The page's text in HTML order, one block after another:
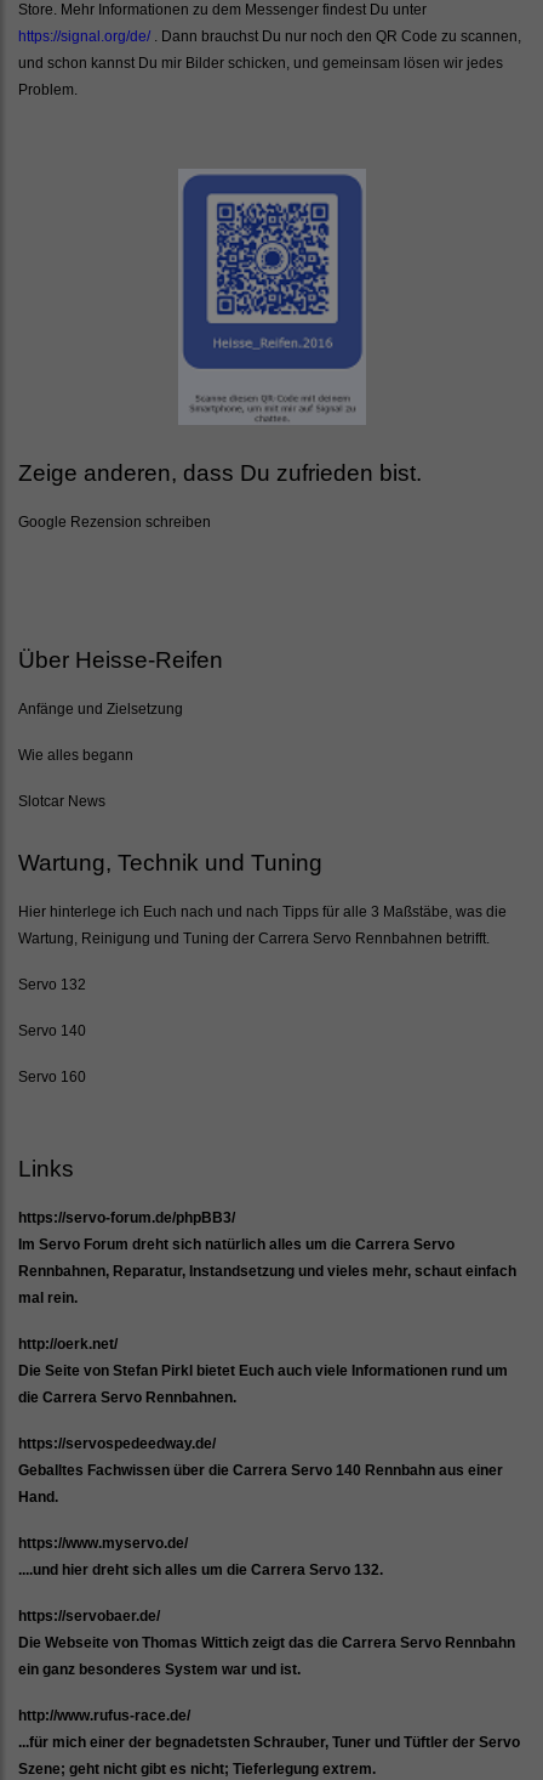
Store. Mehr Informationen zu dem Messenger findest Du unter
https://signal.org/de/ . Dann brauchst Du nur noch den QR Code zu scannen,
und schon kannst Du mir Bilder schicken, und gemeinsam lösen wir jedes
Problem.
Zeige anderen, dass Du zufrieden bist.
Google Rezension schreiben
Über Heisse-Reifen
Anfänge und Zielsetzung
Wie alles begann
Slotcar News
Wartung, Technik und Tuning
Hier hinterlege ich Euch nach und nach Tipps für alle 3 Maßstäbe, was die
Wartung, Reinigung und Tuning der Carrera Servo Rennbahnen betrifft.
Servo 132
Servo 140
Servo 160
Links
https://servo-forum.de/phpBB3/
Im Servo Forum dreht sich natürlich alles um die Carrera Servo
Rennbahnen, Reparatur, Instandsetzung und vieles mehr, schaut einfach
mal rein.
http://oerk.net/
Die Seite von Stefan Pirkl bietet Euch auch viele Informationen rund um
die Carrera Servo Rennbahnen.
https://servospedeedway.de/
Geballtes Fachwissen über die Carrera Servo 140 Rennbahn aus einer
Hand.
https://www.myservo.de/
....und hier dreht sich alles um die Carrera Servo 132.
https://servobaer.de/
Die Webseite von Thomas Wittich zeigt das die Carrera Servo Rennbahn
ein ganz besonderes System war und ist.
http://www.rufus-race.de/
...für mich einer der begnadetsten Schrauber, Tuner und Tüftler der Servo
Szene; geht nicht gibt es nicht; Tieferlegung extrem.